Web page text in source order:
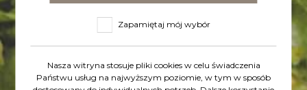
Zapamiętaj mój wybór
Nasza witryna stosuje pliki cookies w celu świadczenia
Państwu usług na najwyższym poziomie, w tym w sposób